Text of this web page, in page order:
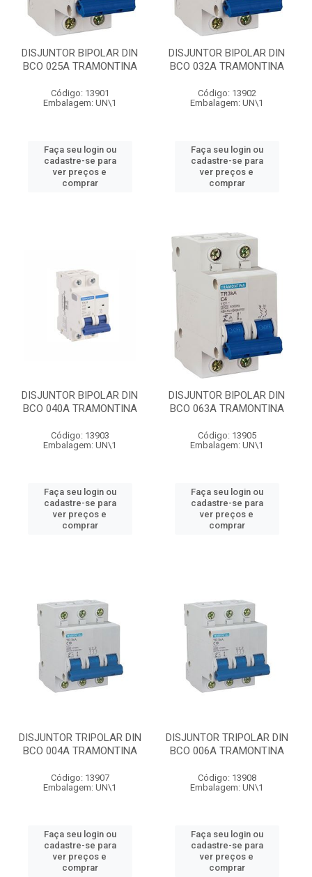
DISJUNTOR BIPOLAR DIN
BCO 025A TRAMONTINA
Código: 13901
Embalagem: UN\1
Faça seu login ou
cadastre-se para
ver preços e
comprar
DISJUNTOR BIPOLAR DIN
BCO 032A TRAMONTINA
Código: 13902
Embalagem: UN\1
Faça seu login ou
cadastre-se para
ver preços e
comprar
DISJUNTOR BIPOLAR DIN
BCO 040A TRAMONTINA
Código: 13903
Embalagem: UN\1
Faça seu login ou
cadastre-se para
ver preços e
comprar
DISJUNTOR BIPOLAR DIN
BCO 063A TRAMONTINA
Código: 13905
Embalagem: UN\1
Faça seu login ou
cadastre-se para
ver preços e
comprar
DISJUNTOR TRIPOLAR DIN
BCO 004A TRAMONTINA
Código: 13907
Embalagem: UN\1
Faça seu login ou
cadastre-se para
ver preços e
comprar
DISJUNTOR TRIPOLAR DIN
BCO 006A TRAMONTINA
Código: 13908
Embalagem: UN\1
Faça seu login ou
cadastre-se para
ver preços e
comprar